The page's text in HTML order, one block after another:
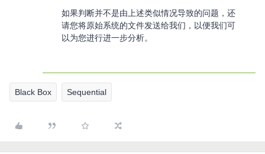
如果判断并不是由上述类似情况导致的问题，还
请您将原始系统的文件发送给我们，以便我们可
以为您进行进一步分析。
Black Box Sequential